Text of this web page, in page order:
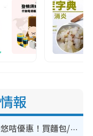
報
長者優惠｜OK便利店推樂悠咭優惠！買麵包/牛奶/保健品拍卡即減